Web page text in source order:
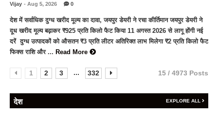
Vijay - Aug 5, 2026 0
देश में सर्वाधिक दुग्ध खरीद मूल्य का दावा, जयपुर डेयरी ने रचा कीर्तिमान जयपुर डेयरी ने
दूध खरीद मूल्य बढ़ाकर ₹925 प्रति किलो फैट किया 11 अगस्त 2026 से लागू होंगी नई
दरें दुग्ध उत्पादकों को औसतन ₹3 प्रति लीटर अतिरिक्त लाभ मिलेगा ₹2 प्रति किलो फैट
फिक्स राशि और ... Read More
1 2 3 ... 332 15 / 4973 Posts
देश EXPLORE ALL